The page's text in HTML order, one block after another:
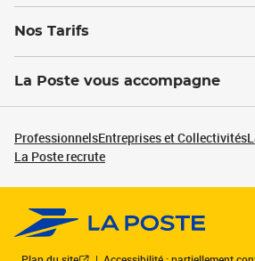
Nos Tarifs
La Poste vous accompagne
ProfessionnelsEntreprises et Collectivités
La Poste recrute